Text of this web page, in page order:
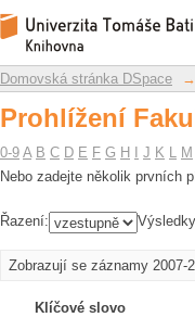
Prohlížení
Repozitář DSpace/
Domovská stránka DSpace →
Prohlížení
0-9 A B C D E F G H J K L M
Nebo zadejte několik prvních
Řazení:
Zobrazují se záznamy 2007-
Klíčové slovo